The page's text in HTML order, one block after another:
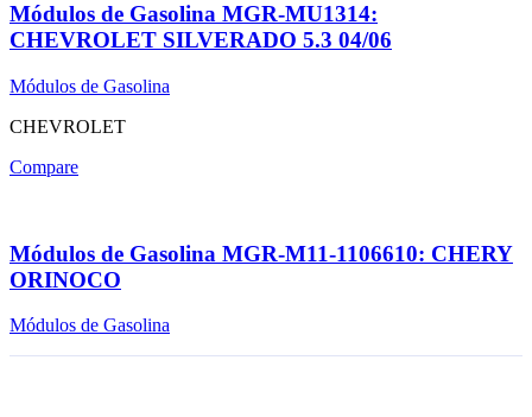
Módulos de Gasolina MGR-MU1314:
CHEVROLET SILVERADO 5.3 04/06
Módulos de Gasolina
CHEVROLET
Compare
Módulos de Gasolina MGR-M11-1106610: CHERY
ORINOCO
Módulos de Gasolina